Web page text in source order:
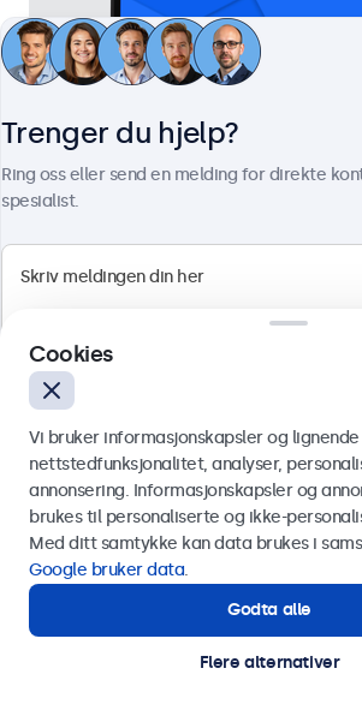
32" Touchskjerm Metall
Artikkelnr.:
32TS7M
Full HD multi-touch panel
HDMI, DisplayPort, USB-C, VGA
Montering: bord, innebygget, vegg
Ytre mål: 745 x 440 x 46 mm
10 699 kr
ekskl. MVA
Les mer
Trenger du hjelp?
Ring oss eller send en melding for direkte
spesialist.
Send
Eller ring oss på
Kontakt våre spesialister.
Cookies
Vi bruker informasjonskapsler og
nettstedfunksjonalitet, analyser,
annonsering. Informasjonskapsler og
brukes til personaliserte og ikke-
Med ditt samtykke kan data brukes i
Google bruker data.
Godta alle
Flere alternativer